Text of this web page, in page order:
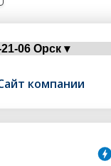
компании